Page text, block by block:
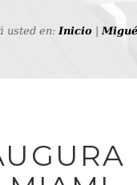
usted en:Inicio |